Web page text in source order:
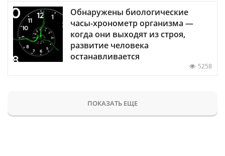
Обнаружены биологические
часы-хронометр организма —
когда они выходят из строя,
развитие человека
останавливается
5258
ПОКАЗАТЬ ЕЩЕ